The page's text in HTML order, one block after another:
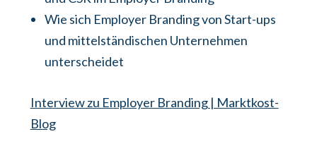
Wie sich Employer Branding von Start-ups
und mittelständischen Unternehmen
unterscheidet
Interview zu Employer Branding | Marktkost-
Blog